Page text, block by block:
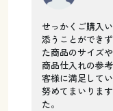
せっかくご購入
添うことができ
た商品のサイズ
商品仕入れの参
客様に満足して
努めてまいりま
た。